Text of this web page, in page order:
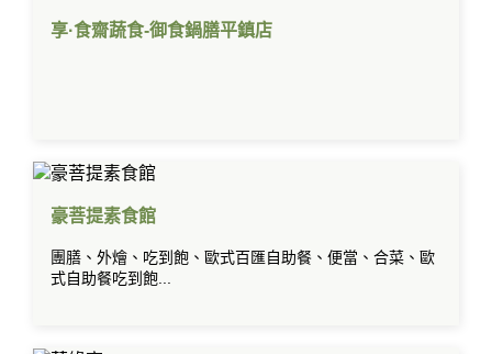
享·食齋蔬食-御食鍋膳平鎮店
豪菩提素食館
團膳、外燴、吃到飽、歐式百匯自助餐、便當、合菜、歐
式自助餐吃到飽...